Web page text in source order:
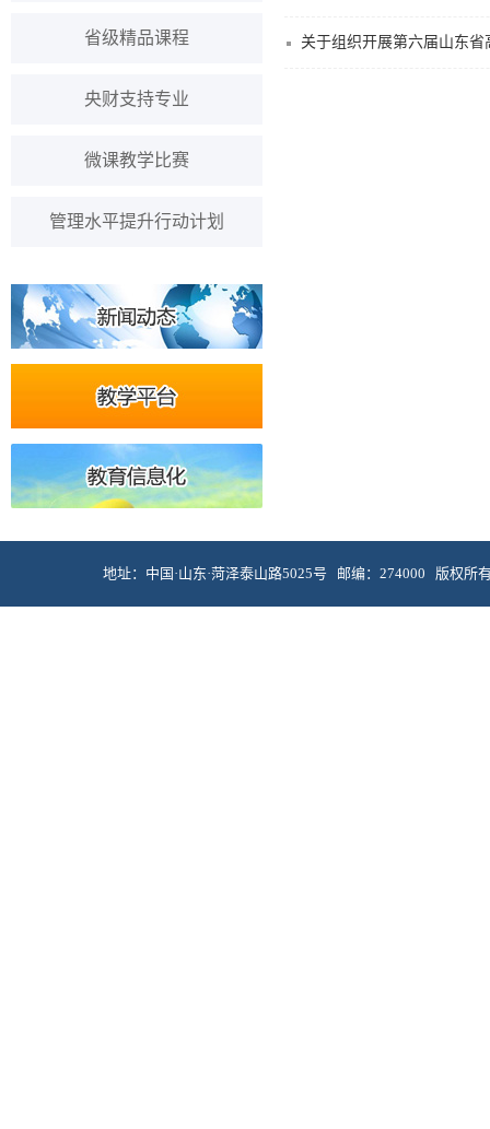
省级精品课程
央财支持专业
微课教学比赛
管理水平提升行动计划
关于组织开展第六届山东
地址：中国·山东·菏泽泰山路5025号 邮编：274000 版权所